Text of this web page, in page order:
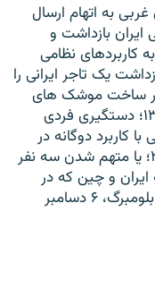
به اتهام ارسال
ايران بازداشت و
کاربردهای نظامی
يک تاجر ايرانی را
در ساخت موشک های
بالستيک کاربرد دارد، تابناک، ۲۶ مهر ۱۳۸۸؛ دستگيری فردی
کاربرد دوگانه در
ايالات متحده، سحام نيوز ۲۸ ژانويه ۲۰۱۲؛ يا متهم شدن سه نفر
ايران و چين که در
برنامه‌ی هسته‌ای و موشکی کاربرد دارد، بلومبرگ، ۶ دسامبر